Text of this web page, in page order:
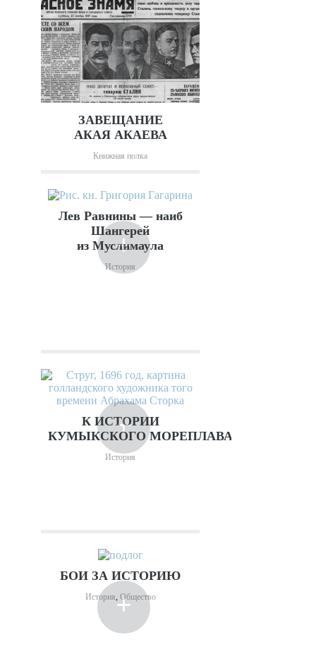
+
ЗАВЕЩАНИЕ
АКАЯ АКАЕВА
Книжная полка
+
Лев Равнины — наиб
Шангерей
из Муслимаула
История
+
К ИСТОРИИ
КУМЫКСКОГО МОРЕПЛАВАНИЯ
История
+
БОИ ЗА ИСТОРИЮ
История Общество